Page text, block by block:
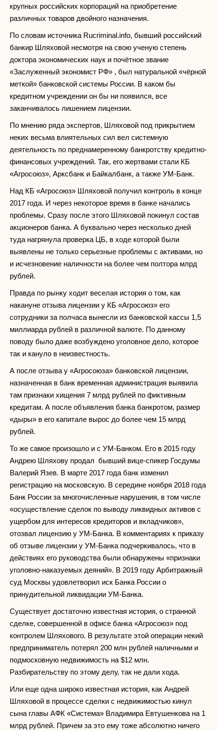
крупных российских корпораций на приобретение
различных товаров двойного назначения.
По словам источника Rucriminal.info, бывший российский
банкир Шляховой несмотря на свою ученую степень
доктора экономических наук и почётное звание
«Заслуженный экономист РФ» , был натуральной «чёрной
меткой» банковской системы России. В каком бы
кредитном учреждении он бы ни появился, все
заканчивалось лишением лицензии.
По мнению ряда экспертов, Шляховой под прикрытием
неких весьма влиятельных сил вел системную
деятельность по преднамеренному банкротству кредитно-
финансовых учреждений. Так, его жертвами стали КБ
«Агросоюз», Арксбанк и Байкалбанк, а также УМ-Банк.
Над КБ «Агросоюз» Шляховой получил контроль в конце
2017 года. И через некоторое время в банке начались
проблемы. Сразу после этого Шляховой покинул состав
акционеров банка. А буквально через несколько дней
туда нагрянула проверка ЦБ, в ходе которой были
выявлены не только серьезные проблемы с активами, но
и исчезновение наличности на более чем полтора млрд
рублей.
Правда по рынку ходит веселая история о том, как
накануне отзыва лицензии у КБ «Агросоюз» его
сотрудники за полчаса вынесли из банковской кассы 1,5
миллиарда рублей в различной валюте. По данному
поводу было даже возбуждено уголовное дело, которое
так и кануло в неизвестность.
А после отзыва у «Агросоюза» банковской лицензии,
назначенная в банк временная администрация выявила
там признаки хищения 7 млрд рублей по фиктивным
кредитам. А после объявления банка банкротом, размер
«дыры» в его капитале вырос до более чем 15 млрд
рублей.
То же самое произошло и с УМ-Банком. Его в 2015 году
Андрею Шляхову продал бывший вице-спикер Госдумы
Валерий Язев. В марте 2017 года банк изменил
регистрацию на московскую. В середине ноября 2018 года
Банк России за многочисленные нарушения, в том числе
«осуществление сделок по выводу ликвидных активов с
ущербом для интересов кредиторов и вкладчиков»,
отозвал лицензию у УМ-Банка. В комментариях к приказу
об отзыве лицензии у УМ-Банка подчеркивалось, что в
действиях его руководства были обнаружены «признаки
уголовно-наказуемых деяний». В 2019 году Арбитражный
суд Москвы удовлетворил иск Банка России о
принудительной ликвидации УМ-Банка.
Существует достаточно известная история, о странной
сделке, совершенной в офисе банка «Агросоюз» под
контролем Шляхового. В результате этой операции некий
предприниматель потерял 200 млн рублей наличными и
подмосковную недвижимость на $12 млн.
Разбирательству по этому делу, так не дали хода.
Или еще одна широко известная история, как Андрей
Шляховой в процессе сделки с недвижимостью кинул
сына главы АФК «Система» Владимира Евтушенкова на 1
млрд рублей. Причем за это ему тоже абсолютно ничего